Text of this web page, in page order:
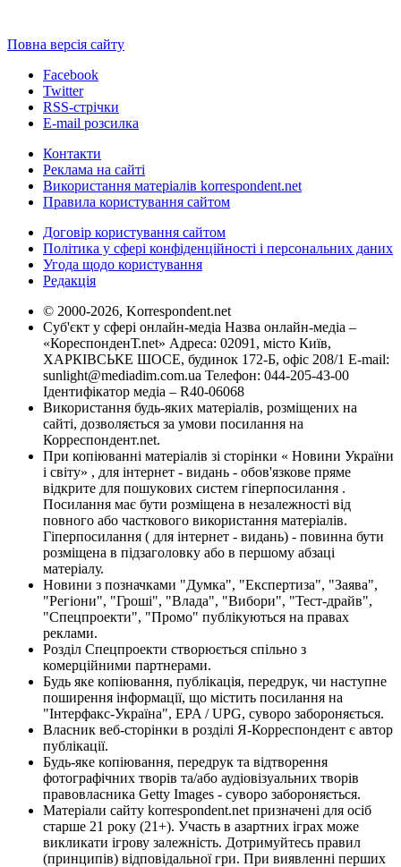
Повна версія сайту
Facebook
Twitter
RSS-стрічки
E-mail розсилка
Контакти
Реклама на сайті
Використання матеріалів korrespondent.net
Правила користування сайтом
Договір користування сайтом
Політика у сфері конфіденційності і персональних даних
Угода щодо користування
Редакція
© 2000-2026, Korrespondent.net
Суб'єкт у сфері онлайн-медіа Назва онлайн-медіа –
«КореспонденТ.net» Адреса: 02091, місто Київ,
ХАРКІВСЬКЕ ШОСЕ, будинок 172-Б, офіс 208/1 E-mail:
sunlight@mediadim.com.ua Телефон: 044-205-43-00
Ідентифікатор медіа – R40-06068
Використання будь-яких матеріалів, розміщених на
сайті, дозволяється за умови посилання на
Корреспондент.net.
При копіюванні матеріалів зі сторінки « Новини України
і світу» , для інтернет - видань - обов'язкове пряме
відкрите для пошукових систем гіперпосилання .
Посилання має бути розміщена в незалежності від
повного або часткового використання матеріалів.
Гіперпосилання ( для інтернет - видань) - повинна бути
розміщена в підзаголовку або в першому абзаці
матеріалу.
Новини з позначками "Думка", "Експертиза", "Заява",
"Регіони", "Гроші", "Влада", "Вибори", "Тест-драйв",
"Спецпроекти", "Промо" публікуються на правах
реклами.
Розділ Спецпроекти створюється спільно з
комерційними партнерами.
Будь яке копіювання, публікація, передрук, чи наступне
поширення інформації, що містить посилання на
"Інтерфакс-Україна", EPA / UPG, суворо забороняється.
Власник веб-сторінки в розділі Я-Корреспондент є автор
публікації.
Будь-яке копіювання, передрук та відтворення
фотографічних творів та/або аудіовізуальних творів
правовласника Getty Images - суворо забороняється.
Матеріали сайту korrespondent.net призначені для осіб
старше 21 року (21+). Участь в азартних іграх може
викликати ігрову залежність. Дотримуйтесь правил
(принципів) відповідальної гри. При виявленні перших